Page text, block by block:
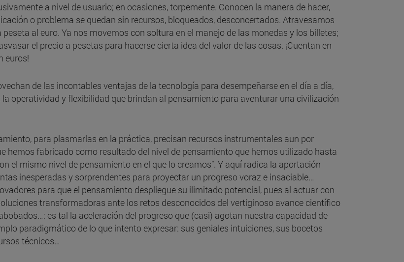
a nivel de usuario; en ocasiones, torpemente. Conocen la manera de hacer,
o problema se quedan sin recursos, bloqueados, desconcertados. Atravesamos
al euro. Ya nos movemos con soltura en el manejo de las monedas y los billetes;
el precio a pesetas para hacerse cierta idea del valor de las cosas. ¡Cuentan en
euros!
de las incontables ventajas de la tecnología para desempeñarse en el día a día,
operatividad y flexibilidad que brindan al pensamiento para aventurar una civilización
para plasmarlas en la práctica, precisan recursos instrumentales aun por
hemos fabricado como resultado del nivel de pensamiento que hemos utilizado hasta
el mismo nivel de pensamiento en el que lo creamos”. Y aquí radica la aportación
inesperadas y sorprendentes para proyectar un progreso voraz e insaciable…
para que el pensamiento despliegue su ilimitado potencial, pues al actuar con
transformadoras ante los retos desconocidos del vertiginoso avance científico
es tal la aceleración del progreso que (casi) agotan nuestra capacidad de
paradigmático de lo que intento expresar: sus geniales intuiciones, sus bocetos
técnicos…